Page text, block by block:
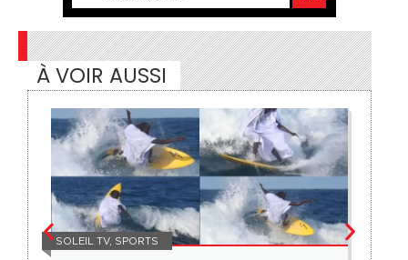
À VOIR AUSSI
SOLEIL TV, SPORTS